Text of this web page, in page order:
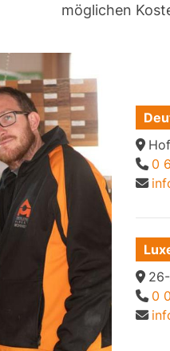
möglichen
0
0